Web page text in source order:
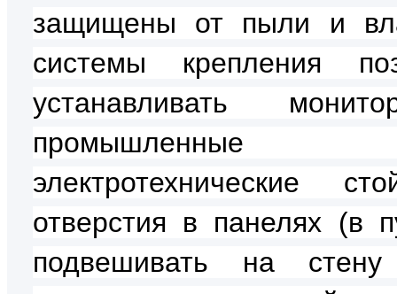
защищены от пыли и
системы крепления
устанавливать
электротехнические
отверстия в панелях (в
подвешивать на